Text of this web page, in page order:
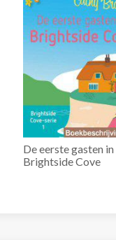
De eerste gasten in
Brightside Cove